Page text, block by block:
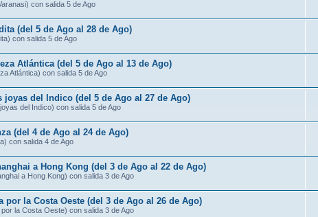
con salida 5 de Ago
(del 5 de Ago al 28 de Ago)
con salida 5 de Ago
Atlántica (del 5 de Ago al 13 de Ago)
Atlántica) con salida 5 de Ago
del Indico (del 5 de Ago al 27 de Ago)
del Indico) con salida 5 de Ago
(del 4 de Ago al 24 de Ago)
con salida 4 de Ago
a Hong Kong (del 3 de Ago al 22 de Ago)
a Hong Kong) con salida 3 de Ago
la Costa Oeste (del 3 de Ago al 26 de Ago)
la Costa Oeste) con salida 3 de Ago